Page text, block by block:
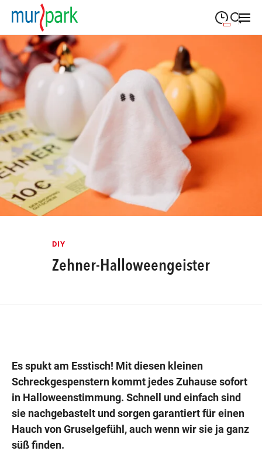
Suche schließen
Montag
MONTAG
Dienstag
DIENSTAG 09:00 —
Mittwoch
MITTWOCH 09:00 19:30
Donnerstag
DONNERSTAG 09:00—19:30
Freitag
FREITAG
Samstag
SAMSTAG
Wegbeschreibung
DIY
Zehner-Halloweengeister
Es spukt am Esstisch! Mit diesen kleinen
Schreckgespenstern kommt jedes Zuhause sofort
in Halloweenstimmung. Schnell und einfach sind
sie nachgebastelt und sorgen garantiert für einen
Hauch von Gruselgefühl, auch wenn wir sie ja ganz
süß finden.